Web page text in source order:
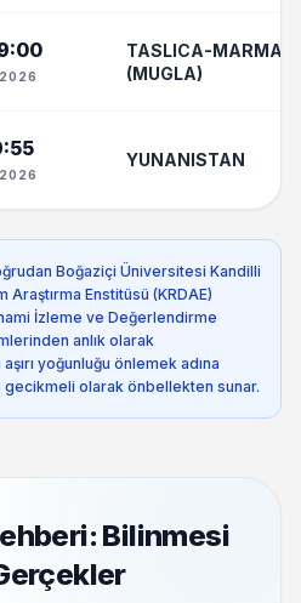
TASLICA-
(MUGLA)
YUNANISTAN
Boğaziçi Üniversitesi Kandilli
Enstitüsü (KRDAE)
İzleme ve Değerlendirme
anlık olarak
yoğunluğu önlemek adına
gecikmeli olarak önbellekten sunar.
Bilinmesi